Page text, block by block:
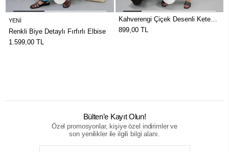
YENI
Renkli Biye Detaylı Fırfırlı Elbise
1.599,00 TL
Kahverengi Çiçek Desenli Keten
Elbise
899,00 TL
Bülten’e Kayıt Olun!
Özel promosyonlar, kişiye özel indirimler ve
son yenilikler ile ilgili bilgi alanı.